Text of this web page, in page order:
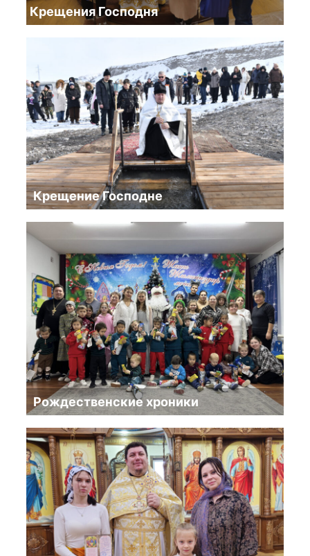
Крещения Господня
Крещение Господне
Рождественские хроники